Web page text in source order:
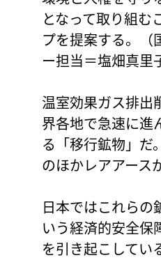
となって取り組む
プを提案する。（
ー担当＝塩畑真里
温室効果ガス排出
界各地で急速に進
る「移行鉱物」だ
のほかレアアース
日本ではこれらの
いう経済的安全保
を引き起こしてい